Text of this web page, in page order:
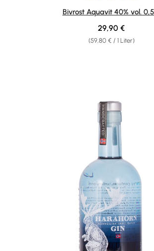
Durchschnittliche Bewertung von 5 von 5
Bivrost Aquavit 40% vol.
(59,80 € / 1 Liter)
Regulärer Preis:
29,90 €